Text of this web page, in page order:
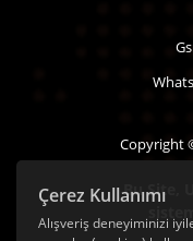
Çerez Kullanımı
Alışveriş deneyiminizi
Copyright
Bu Site,